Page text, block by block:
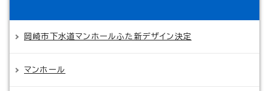
岡崎市下水道マンホールふた新デザイン決定
マンホール